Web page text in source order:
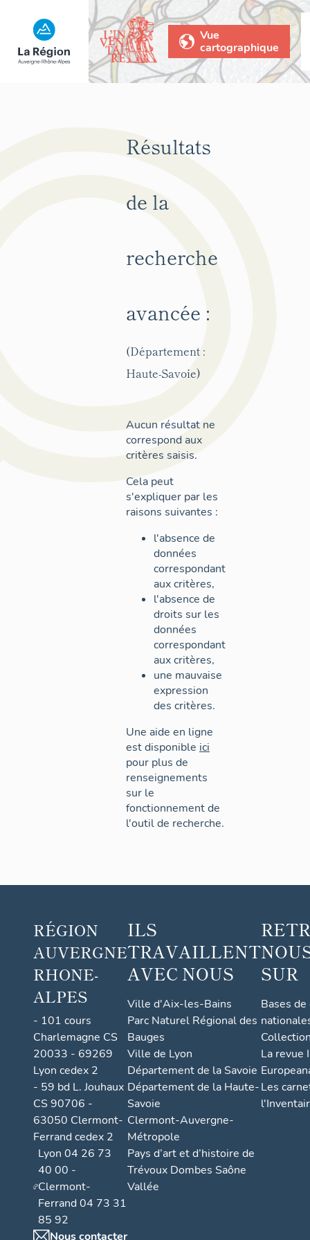
Vue
cartographique
Résultats
de la
recherche
avancée :
(Département :
Haute-Savoie)
Aucun résultat ne
correspond aux
critères saisis.
Cela peut
s'expliquer par les
raisons suivantes :
l'absence de
données
correspondant
aux critères,
l'absence de
droits sur les
données
correspondant
aux critères,
une mauvaise
expression
des critères.
Une aide en ligne
est disponible ici
pour plus de
renseignements
sur le
fonctionnement de
l'outil de recherche.
RÉGION
AUVERGNE
RHONE-
ALPES
- 101 cours
Charlemagne CS
20033 - 69269
Lyon cedex 2
- 59 bd L. Jouhaux
CS 90706 -
63050 Clermont-
Ferrand cedex 2
Lyon 04 26 73
40 00 -
Clermont-
Ferrand 04 73 31
85 92
Nous contacter
ILS
TRAVAILLENT
AVEC NOUS
Ville d'Aix-les-Bains
Parc Naturel Régional des
Bauges
Ville de Lyon
Département de la Savoie
Département de la Haute-
Savoie
Clermont-Auvergne-
Métropole
Pays d’art et d’histoire de
Trévoux Dombes Saône
Vallée
SUR
Bases
La revue
Les